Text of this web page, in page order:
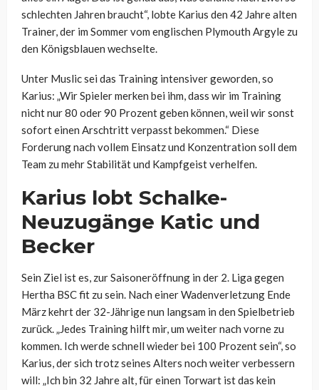
schlechten Jahren braucht“, lobte Karius den 42 Jahre alten
Trainer, der im Sommer vom englischen Plymouth Argyle zu
den Königsblauen wechselte.
Unter Muslic sei das Training intensiver geworden, so
Karius: „Wir Spieler merken bei ihm, dass wir im Training
nicht nur 80 oder 90 Prozent geben können, weil wir sonst
sofort einen Arschtritt verpasst bekommen.“ Diese
Forderung nach vollem Einsatz und Konzentration soll dem
Team zu mehr Stabilität und Kampfgeist verhelfen.
Karius lobt Schalke-
Neuzugänge Katic und
Becker
Sein Ziel ist es, zur Saisoneröffnung in der 2. Liga gegen
Hertha BSC fit zu sein. Nach einer Wadenverletzung Ende
März kehrt der 32-Jährige nun langsam in den Spielbetrieb
zurück. „Jedes Training hilft mir, um weiter nach vorne zu
kommen. Ich werde schnell wieder bei 100 Prozent sein“, so
Karius, der sich trotz seines Alters noch weiter verbessern
will: „Ich bin 32 Jahre alt, für einen Torwart ist das kein